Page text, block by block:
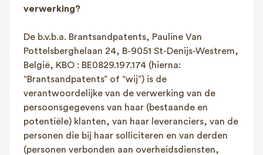
verwerking?
De b.v.b.a. Brantsandpatents, Pauline Van
Pottelsberghelaan 24, B-9051 St-Denijs-Westrem,
België, KBO : BE0829.197.174 (hierna:
“Brantsandpatents” of “wij”) is de
verantwoordelijke van de verwerking van de
persoonsgegevens van haar (bestaande en
potentiële) klanten, van haar leveranciers, van de
personen die bij haar solliciteren en van derden
(personen verbonden aan overheidsdiensten,